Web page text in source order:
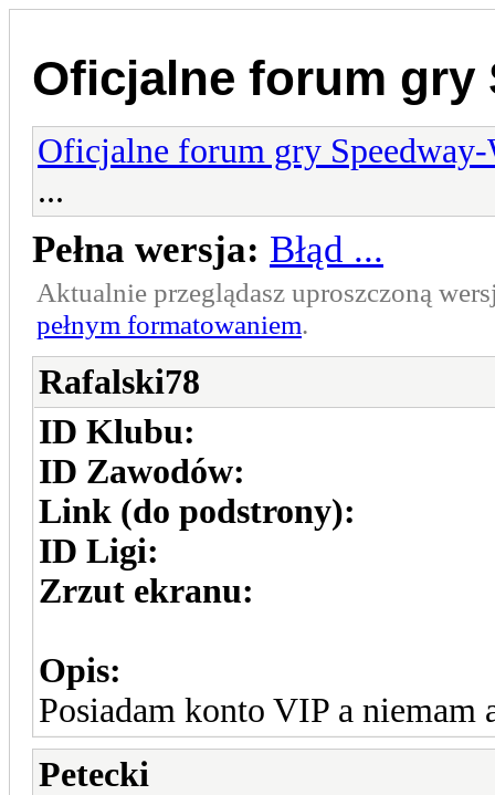
Oficjalne forum gry
Oficjalne forum gry
...
Pełna wersja: Błąd ...
Aktualnie przeglądasz uproszczoną
pełnym formatowaniem.
Rafalski78
ID Klubu:
ID Zawodów:
Link (do podstrony):
ID Ligi:
Zrzut ekranu:
Opis:
Posiadam konto VIP a niemam
Petecki